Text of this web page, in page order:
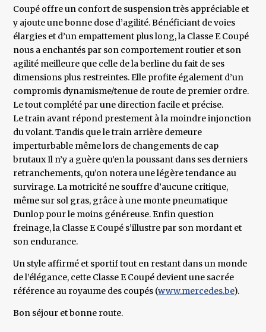
Coupé offre un confort de suspension très appréciable et
y ajoute une bonne dose d’agilité. Bénéficiant de voies
élargies et d’un empattement plus long, la Classe E Coupé
nous a enchantés par son comportement routier et son
agilité meilleure que celle de la berline du fait de ses
dimensions plus restreintes. Elle profite également d’un
compromis dynamisme/tenue de route de premier ordre.
Le tout complété par une direction facile et précise.
Le train avant répond prestement à la moindre injonction
du volant. Tandis que le train arrière demeure
imperturbable même lors de changements de cap
brutaux Il n’y a guère qu’en la poussant dans ses derniers
retranchements, qu’on notera une légère tendance au
survirage. La motricité ne souffre d’aucune critique,
même sur sol gras, grâce à une monte pneumatique
Dunlop pour le moins généreuse. Enfin question
freinage, la Classe E Coupé s’illustre par son mordant et
son endurance.
Un style affirmé et sportif tout en restant dans un monde
de l’élégance, cette Classe E Coupé devient une sacrée
référence au royaume des coupés (www.mercedes.be).
Bon séjour et bonne route.